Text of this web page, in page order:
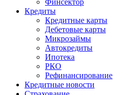
Финсектор
Кредиты
Кредитные карты
Дебетовые карты
Микрозаймы
Автокредиты
Ипотека
РКО
Рефинансирование
Кредитные новости